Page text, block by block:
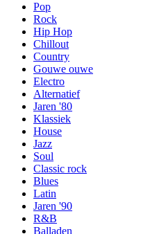
Pop
Rock
Hip Hop
Chillout
Country
Gouwe ouwe
Electro
Alternatief
Jaren '80
Klassiek
House
Jazz
Soul
Classic rock
Blues
Latin
Jaren '90
R&B
Balladen